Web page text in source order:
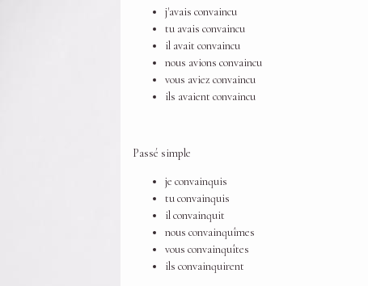
j'avais convaincu
tu avais convaincu
il avait convaincu
nous avions convaincu
vous aviez convaincu
ils avaient convaincu
Passé simple
je convainquis
tu convainquis
il convainquit
nous convainquîmes
vous convainquîtes
ils convainquirent